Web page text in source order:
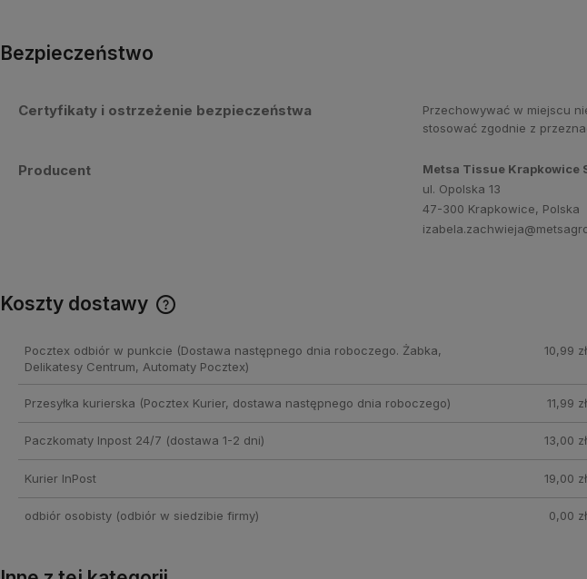
Bezpieczeństwo
Certyfikaty i ostrzeżenie bezpieczeństwa
Przechowywać w miejscu
stosować zgodnie z
Producent
Metsa Tissue Krapkowice
ul. Opolska 13
47-300 Krapkowice, Polska
Koszty dostawy
Cena nie zawiera ewentualnych
kosztów płatności
Pocztex odbiór w punkcie (Dostawa następnego dnia roboczego. Żabka,
Delikatesy Centrum, Automaty Pocztex)
10,99 zł
Przesyłka kurierska (Pocztex Kurier, dostawa następnego dnia roboczego) 11,99 zł
Paczkomaty Inpost 24/7 (dostawa 1-2 dni) 13,00 zł
Kurier InPost 19,00 zł
odbiór osobisty(odbiór w siedzibie firmy) 0,00 zł